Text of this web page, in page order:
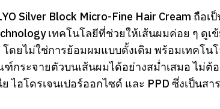
Silver Block Micro-Fine Hair Cream ถื
เทคโนโลยีที่ช่วยให้เส้นผมค่อย ๆ ดู
โดยไม่ใช่การย้อมผมแบบดั้งเดิม พร้อมเทคโน
กระจายตัวบนเส้นผมได้อย่างสม่ำเสมอ ไม่ต้
ไฮโดรเจนเปอร์ออกไซด์ และ PPD ซึ่งเป็